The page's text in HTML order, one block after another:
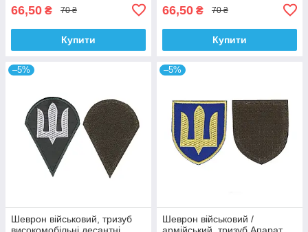
66,50 ₴ 70 ₴
Купити
66,50 ₴ 70 ₴
Купити
–5%
Шеврон військовий, тризуб
–5%
Шеврон військовий /